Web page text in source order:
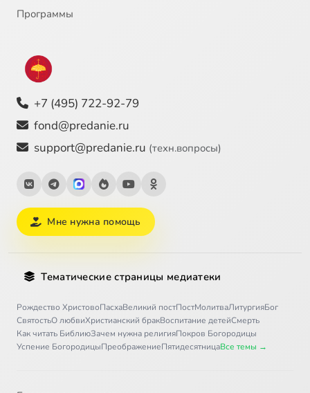
Программы
+7 (495) 722-92-79
fond@predanie.ru
support@predanie.ru (техн.вопросы)
Мне нужна помощь
Тематические страницы медиатеки
Рождество ХристовоПасхаВеликий постПостМолитваЛитургияБог
СвятостьО любвиХристианский бракВоспитание детейСмерть
Как читать БиблиюЗачем нужна религияПокров Богородицы
Успение БогородицыПреображениеПятидесятницаВсе темы →